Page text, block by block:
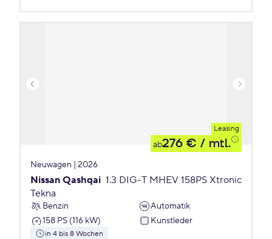
Leasing
ab276 € / mtl.
Neuwagen | 2026
Nissan Qashqai 1.3 DIG-T MHEV 158PS Xtronic
Tekna
Benzin
Automatik
158 PS (116 kW)
Kunstleder
in 4 bis 8 Wochen